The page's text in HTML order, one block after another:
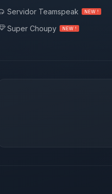
Servidor Teamspeak
NEW !
Super Choupy NEW !